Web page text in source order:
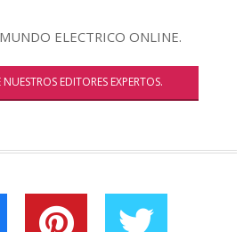
ELECTRICO ONLINE.
EDITORES EXPERTOS.